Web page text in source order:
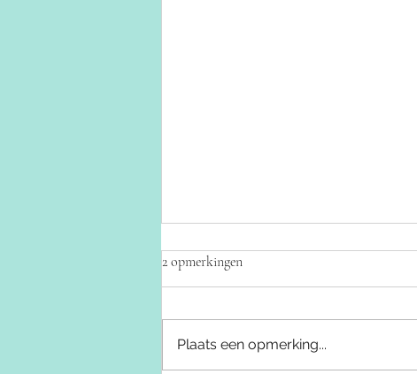
Omtrent Bhakdi
2 opmerkingen
Plaats een opmerking...